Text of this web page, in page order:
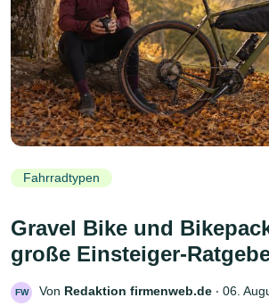
Fahrradtypen
Gravel Bike und
große Einsteiger-
FW Von Redaktion firmenweb.de ‧ 06.